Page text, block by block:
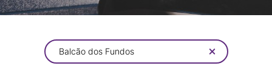
Balcão dos Fundos